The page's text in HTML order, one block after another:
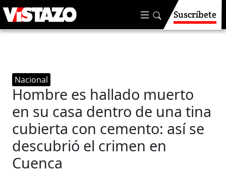
Suscríbete
Nacional
Hombre es hallado muerto
en su casa dentro de una tina
cubierta con cemento: así se
descubrió el crimen en
Cuenca